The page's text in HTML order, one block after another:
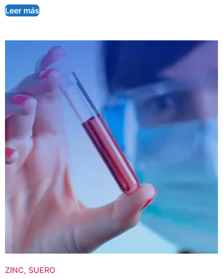
Leer más
ZINC, SUERO